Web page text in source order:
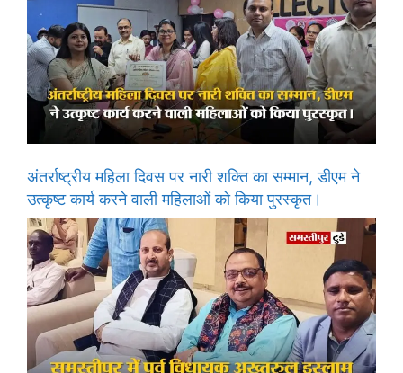
अंतर्राष्ट्रीय महिला दिवस पर नारी शक्ति का सम्मान, डीएम ने
उत्कृष्ट कार्य करने वाली महिलाओं को किया पुरस्कृत।